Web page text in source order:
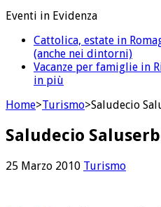
Eventi in Evidenza
Cattolica, estate in
(anche nei dintorni)
Vacanze per famiglie in
in più
Home>Turismo>Saludecio
Saludecio
25 Marzo 2010 Turismo